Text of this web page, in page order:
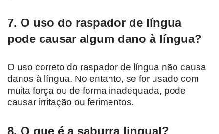
7. O uso do raspador de língua
pode causar algum dano à língua?
O uso correto do raspador de língua não causa
danos à língua. No entanto, se for usado com
muita força ou de forma inadequada, pode
causar irritação ou ferimentos.
8. O que é a saburra lingual?